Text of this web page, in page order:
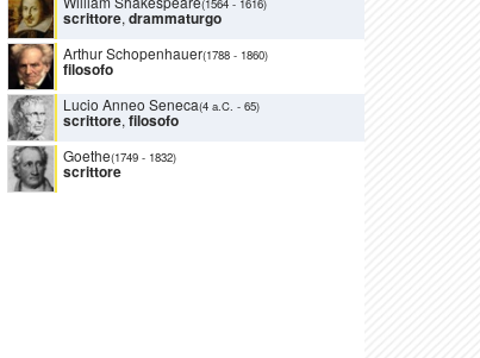
scrittore, drammaturgo
Arthur Schopenhauer(1788 - 1860)
filosofo
Lucio Anneo Seneca(4 a.C. - 65)
scrittore, filosofo
Goethe(1749 - 1832)
scrittore